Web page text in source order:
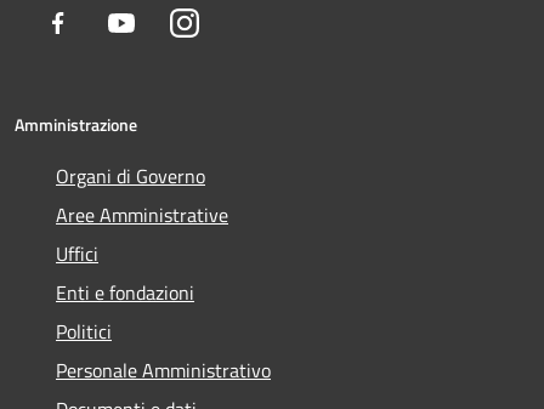
Facebook YoutubeInstagram
Amministrazione
Organi di Governo
Aree Amministrative
Uffici
Enti e fondazioni
Politici
Personale Amministrativo